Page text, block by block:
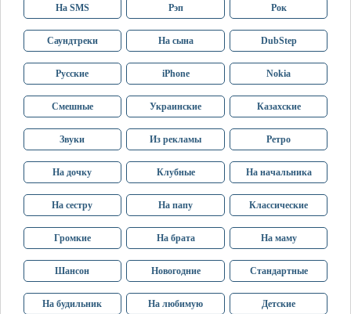
На SMS Рэп Рок
Саундтреки На сына DubStep
Русские iPhone Nokia
Смешные Украинские Казахские
Звуки Из рекламы Ретро
На дочку Клубные На начальника
На сестру На папу Классические
Громкие На брата На маму
Шансон Новогодние Стандартные
На будильник На любимую Детские